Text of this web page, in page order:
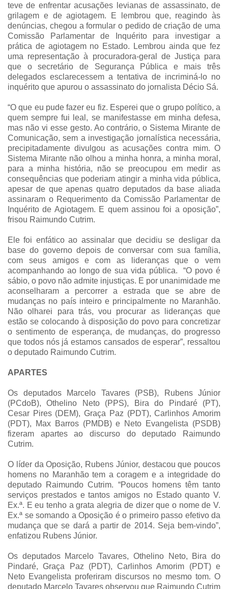
teve de enfrentar acusações levianas de assassinato, de
grilagem e de agiotagem. E lembrou que, reagindo às
denúncias, chegou a formular o pedido de criação de uma
Comissão Parlamentar de Inquérito para investigar a
prática de agiotagem no Estado. Lembrou ainda que fez
uma representação à procuradora-geral de Justiça para
que o secretário de Segurança Pública e mais três
delegados esclarecessem a tentativa de incriminá-lo no
inquérito que apurou o assassinato do jornalista Décio Sá.
“O que eu pude fazer eu fiz. Esperei que o grupo político, a
quem sempre fui leal, se manifestasse em minha defesa,
mas não vi esse gesto. Ao contrário, o Sistema Mirante de
Comunicação, sem a investigação jornalística necessária,
precipitadamente divulgou as acusações contra mim. O
Sistema Mirante não olhou a minha honra, a minha moral,
para a minha história, não se preocupou em medir as
consequências que poderiam atingir a minha vida pública,
apesar de que apenas quatro deputados da base aliada
assinaram o Requerimento da Comissão Parlamentar de
Inquérito de Agiotagem. E quem assinou foi a oposição”,
frisou Raimundo Cutrim.
Ele foi enfático ao assinalar que decidiu se desligar da
base do governo depois de conversar com sua família,
com seus amigos e com as lideranças que o vem
acompanhando ao longo de sua vida pública. “O povo é
sábio, o povo não admite injustiças. E por unanimidade me
aconselharam a percorrer a estrada que se abre de
mudanças no país inteiro e principalmente no Maranhão.
Não olharei para trás, vou procurar as lideranças que
estão se colocando à disposição do povo para concretizar
o sentimento de esperança, de mudanças, do progresso
que todos nós já estamos cansados de esperar”, ressaltou
o deputado Raimundo Cutrim.
APARTES
Os deputados Marcelo Tavares (PSB), Rubens Júnior
(PCdoB), Othelino Neto (PPS), Bira do Pindaré (PT),
Cesar Pires (DEM), Graça Paz (PDT), Carlinhos Amorim
(PDT), Max Barros (PMDB) e Neto Evangelista (PSDB)
fizeram apartes ao discurso do deputado Raimundo
Cutrim.
O líder da Oposição, Rubens Júnior, destacou que poucos
homens no Maranhão tem a coragem e a integridade do
deputado Raimundo Cutrim. “Poucos homens têm tanto
serviços prestados e tantos amigos no Estado quanto V.
Ex.ª. E eu tenho a grata alegria de dizer que o nome de V.
Ex.ª se somando a Oposição é o primeiro passo efetivo da
mudança que se dará a partir de 2014. Seja bem-vindo”,
enfatizou Rubens Júnior.
Os deputados Marcelo Tavares, Othelino Neto, Bira do
Pindaré, Graça Paz (PDT), Carlinhos Amorim (PDT) e
Neto Evangelista proferiram discursos no mesmo tom. O
deputado Marcelo Tavares observou que Raimundo Cutrim